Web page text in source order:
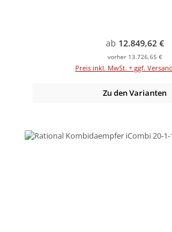
Regulärer Preis:
ab 12.849,62 €
vorher 13.726,65 €
Preis inkl. MwSt. + ggf.
Zu den Varianten